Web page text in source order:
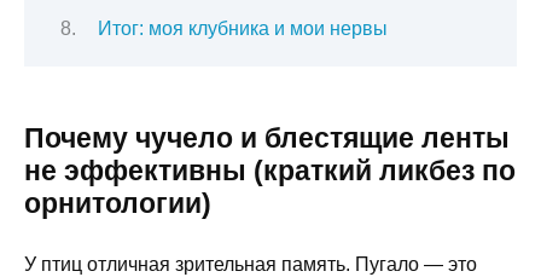
Итог: моя клубника и мои нервы
Почему чучело и блестящие ленты
не эффективны (краткий ликбез по
орнитологии)
У птиц отличная зрительная память. Пугало — это